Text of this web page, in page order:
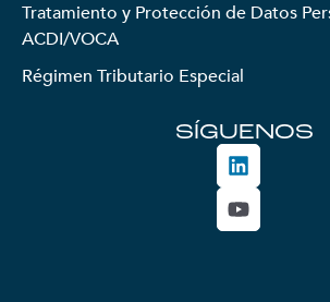
Tratamiento y Protección de Datos
ACDI/VOCA
Régimen Tributario Especial
SÍGUENOS